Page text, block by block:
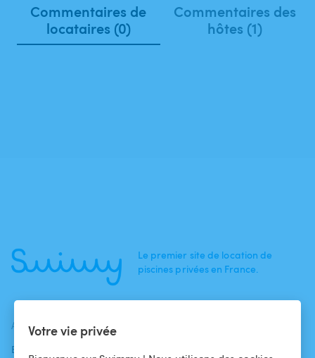
Votre vie privée
Commentaires de
locataires (0)
Commentaires des
hôtes (1)
Le premier site de location de
piscines privées en France.
ACTUALITÉS
Blog